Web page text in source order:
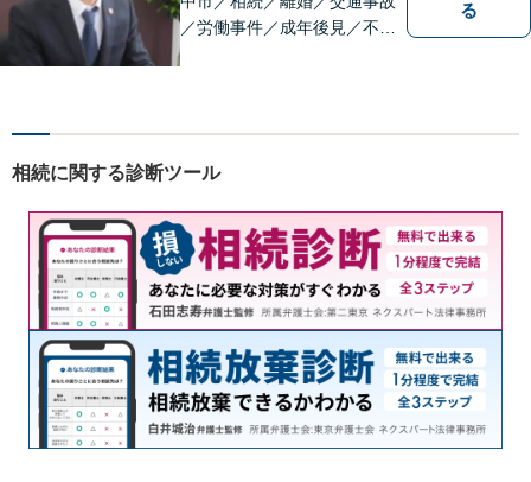
／労働事件／成年後見／不動
綜合法律事務所／T）０８４－
ー９８３－２３６１
る
相続に関する診断ツール